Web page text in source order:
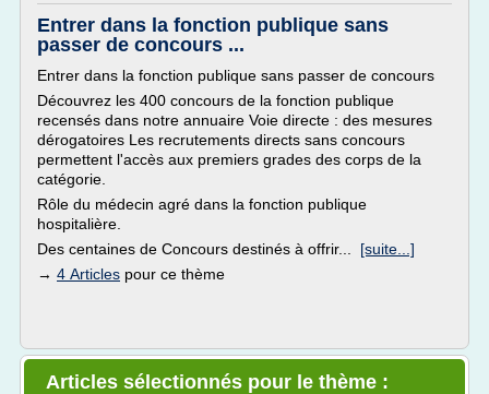
Entrer dans la fonction publique sans
passer de concours ...
Entrer dans la fonction publique sans passer de concours
Découvrez les 400 concours de la fonction publique
recensés dans notre annuaire Voie directe : des mesures
dérogatoires Les recrutements directs sans concours
permettent l'accès aux premiers grades des corps de la
catégorie.
Rôle du médecin agré dans la fonction publique
hospitalière.
Des centaines de Concours destinés à offrir... [suite...]
→ 4 Articles pour ce thème
Articles sélectionnés pour le thème :